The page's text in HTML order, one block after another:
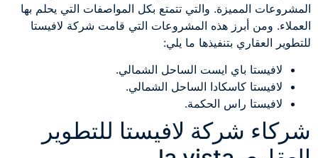
المشروعات المميزة. والتي تتمتع بكل المواصفات التي يحلم بها
العملاء. ومن أبرز هذه المشروعات التي قامت شركة لافيستا
للتطوير العقاري بتنفيذها ما يلي:
لافيستا باي ايست الساحل الشمالي.
لافيستا كاسكادا الساحل الشمالي.
لافيستا راس الحكمة.
شركاء شركة لافيستا للتطوير